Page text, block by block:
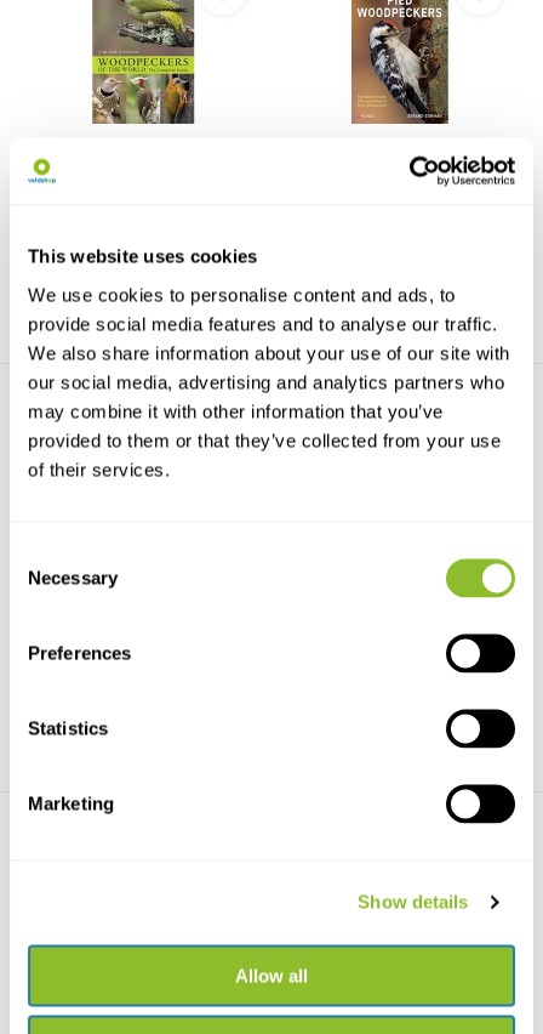
This website uses cookies
We use cookies to personalise content and ads, to
provide social media features and to analyse our traffic.
We also share information about your use of our site with
our social media, advertising and analytics partners who
may combine it with other information that you’ve
provided to them or that they’ve collected from your use
of their services.
Selection
Necessary
Preferences
Statistics
Marketing
Show details
Allow all
Covering 239 species, this book
is the first def...
This book describes the natural
Woodpeckers of th...
Covering 239 species, this book
€48,82 €36,99
Deze knappe monografie van
de zwarte specht geef...
Live chat
Chat met een van onze medewerkers